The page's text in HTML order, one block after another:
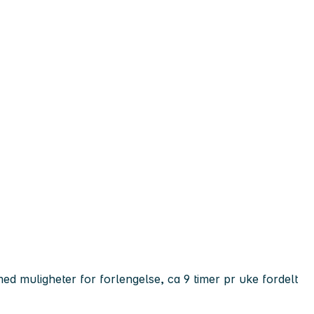
muligheter for forlengelse, ca 9 timer pr uke fordelt